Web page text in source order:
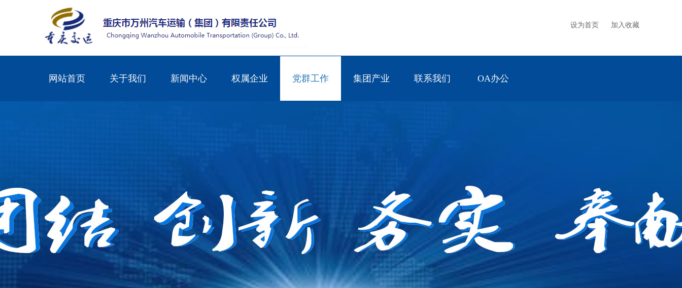
加入收藏
设为首页
网站首页 关于我们 新闻中心 权属企业 党群工作 集团产业 联系我们 OA办公